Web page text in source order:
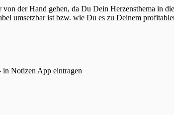
der Hand gehen, da Du Dein Herzensthema in
umsetzbar ist bzw. wie Du es zu Deinem